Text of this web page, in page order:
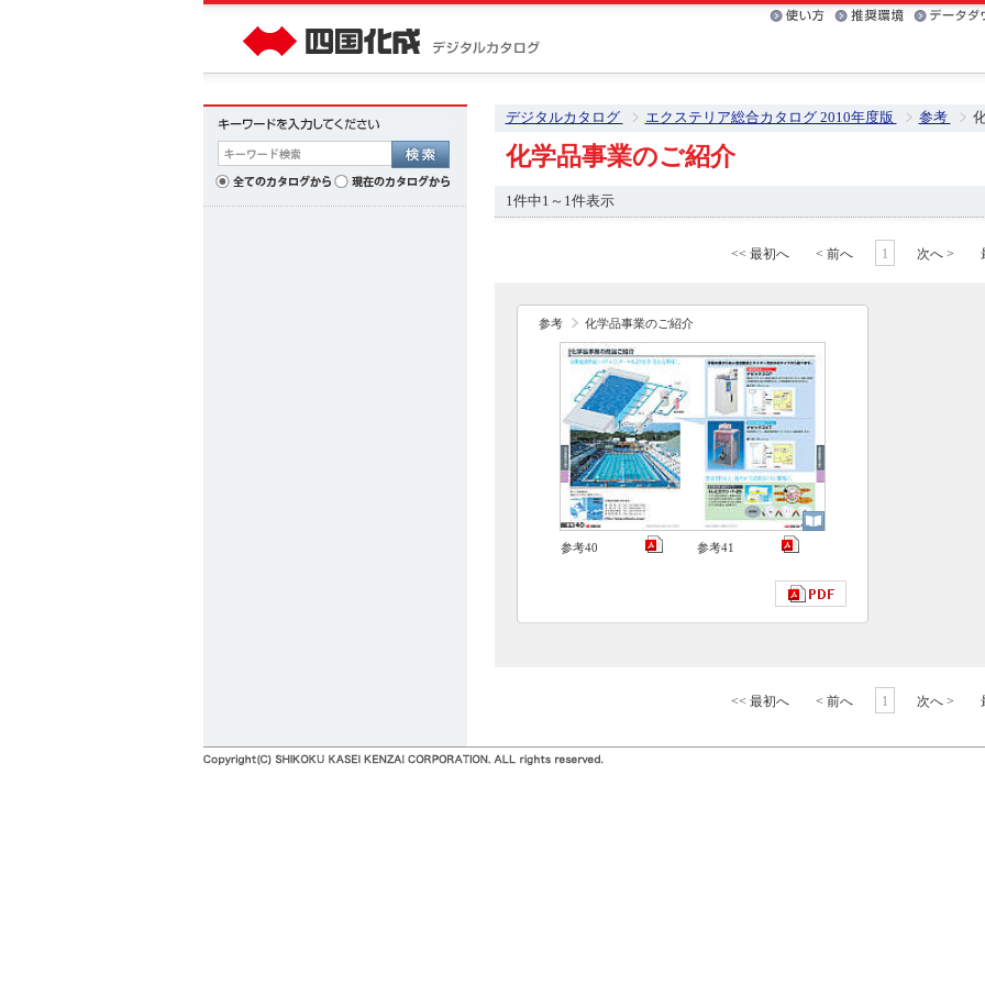
デジタルカタログ エクステリア総合カタログ 2010年度版 参考
化学品事業のご紹介
1件中1～1件表示
<< 最初へ < 前へ 1 次へ >
参考 化学品事業のご紹介
参考40 参考41
<< 最初へ < 前へ 1 次へ >